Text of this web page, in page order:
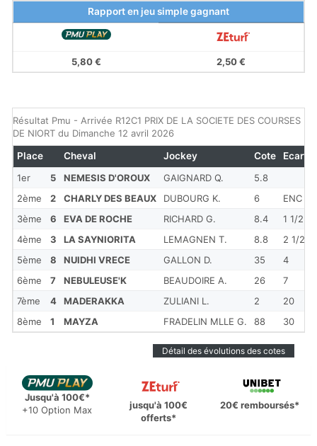
Rapport en jeu simple gagnant
5,80 € 2,50 €
Résultat Pmu - Arrivée R12C1 PRIX DE LA SOCIETE DES COURSES
DE NIORT du Dimanche 12 avril 2026
1er 5 NEMESIS D'OROUX GAIGNARD Q.
5.8
2ème
2 CHARLY DES BEAUX DUBOURG K. 6
ENC
3ème
6 EVA DE ROCHE RICHARD G. 8.4
1 1/2
4ème
3 LA SAYNIORITA LEMAGNEN T. 8.8
2 1/2
5ème
8 NUIDHI VRECE GALLON D. 35
4
6ème
7 NEBULEUSE'K BEAUDOIRE A. 26
7
7ème
4 MADERAKKA ZULIANI L. 2
20
8ème
1 MAYZA FRADELIN MLLE G. 88 30
Place Cheval Jockey Cote Ecart
Détail des évolutions des cotes
Jusqu'à 100€*
+10 Option Max
jusqu'à 100€
offerts*
20€ remboursés*